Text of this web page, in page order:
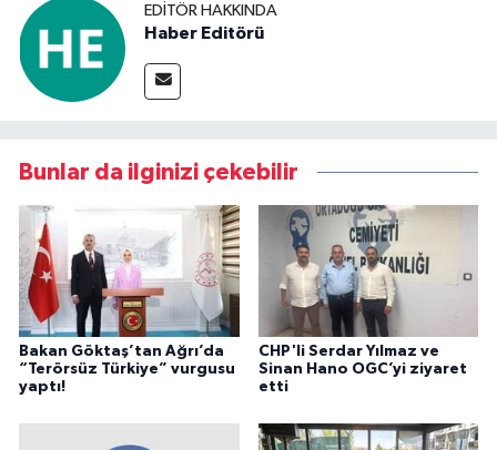
EDITÖR HAKKINDA
Haber Editörü
Bunlar da ilginizi çekebilir
Bakan Göktaş’tan Ağrı’da
“Terörsüz Türkiye” vurgusu
yaptı!
CHP'li Serdar Yılmaz ve
Sinan Hano OGC’yi ziyaret
etti